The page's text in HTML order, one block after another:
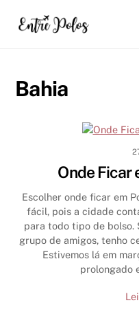
Bahia
Onde Ficar
Escolher onde ficar em
fácil, pois a cidade
para todo tipo de bolso.
grupo de amigos, tenho
Estivemos lá em
prolongado